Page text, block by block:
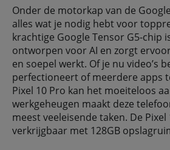
Onder de motorkap van de
alles wat je nodig hebt voor
krachtige Google Tensor G5-chip
ontworpen voor AI en zorgt
en soepel werkt. Of je nu video’s
perfectioneert of meerdere apps
Pixel 10 Pro kan het moeiteloos
werkgeheugen maakt deze
meest veeleisende taken. De Pixel
verkrijgbaar met 128GB